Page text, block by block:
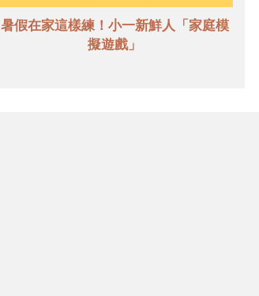
暑假在家這樣練！小一新鮮人「家庭模
擬遊戲」